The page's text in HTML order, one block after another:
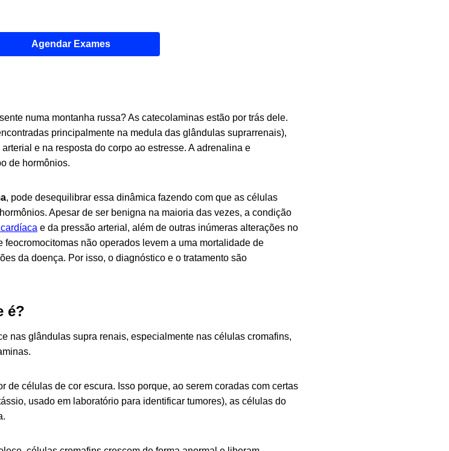
Agendar Exames
numa montanha russa? As catecolaminas estão por trás dele.
principalmente na medula das glândulas suprarrenais),
e na resposta do corpo ao estresse. A adrenalina e
de hormônios.
, pode desequilibrar essa dinâmica fazendo com que as células
Apesar de ser benigna na maioria das vezes, a condição
e da pressão arterial, além de outras inúmeras alterações no
feocromocitomas não operados levem a uma mortalidade de
da doença. Por isso, o diagnóstico e o tratamento são
é?
nas glândulas supra renais, especialmente nas células cromafins,
de células de cor escura. Isso porque, ao serem coradas com certas
usado em laboratório para identificar tumores), as células do